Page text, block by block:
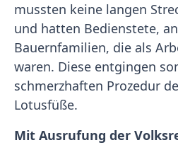
mussten keine langen
und hatten Bedienstete,
Bauernfamilien, die als
waren. Diese entgingen
schmerzhaften Prozedur
Lotusfüße.
Mit Ausrufung der